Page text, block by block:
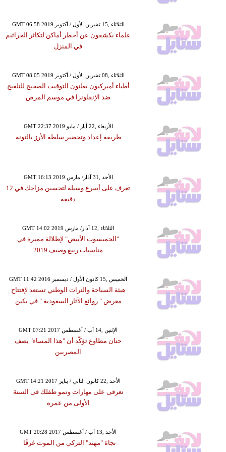
GMT 06:58 2019 الثلاثاء ,15 تشرين الأول / أكتوبر
علماء يكشفون عن أخطر أماكن لتكاثر الجراثيم
في المنزل
GMT 08:05 2019 الثلاثاء ,08 تشرين الأول / أكتوبر
أطباء أميركيون يعلنون التوقيت الصحيح للتلقيح
ضد الإنفلونزا في موسم المرض
GMT 22:37 2019 الأربعاء ,22 أيار / مايو
طريقة إعداد وتحضير سلطة الأرز بالتونة
GMT 16:13 2019 الأحد ,31 آذار/ مارس
تعرف على أسرع وسيلة لتحسين مزاجك في 12
دقيقة
GMT 14:02 2019 الثلاثاء ,12 آذار/ مارس
"الجمبسوت الأبيض" لإطلالة مميزة في
مناسبات ربيع وصيف 2019
GMT 11:42 2016 الخميس ,15 كانون الأول / ديسمبر
هيئة السياحة والتراث الوطني تستعد لإفتتاح
معرض " روائع الآثار السعودية " في بكين
GMT 07:21 2017 الإثنين ,14 آب / أغسطس
حنان مطاوع تؤكّد أن "هذا المساء" يصف
المصريين
GMT 14:21 2017 الأحد ,22 كانون الثاني / يناير
تعرفى على مهارات ونمو طفلك فى السنة
الأولى من عمره
GMT 20:28 2017 الأحد ,13 آب / أغسطس
نجاة "مهند" التركي من الموت غرقًا